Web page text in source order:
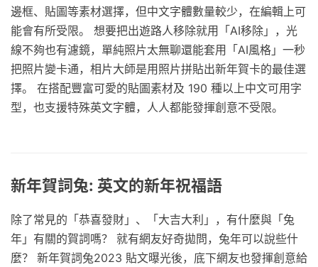
邊框、貼圖等素材選擇，但中文字體數量較少，在編輯上可
能會有所受限。 想要把出遊路人移除就用「AI移除」，光
線不夠也有濾鏡，單純照片太無聊還能套用「AI風格」一秒
把照片變卡通，相片大師是用照片拼貼出新年賀卡的最佳選
擇。 在搭配豐富可愛的貼圖素材及 190 種以上中文可用字
型，也支援特殊英文字體，人人都能發揮創意不受限。
新年賀詞兔: 英文的新年祝福語
除了常見的「恭喜發財」、「大吉大利」，有什麼與「兔
年」有關的賀詞嗎？ 就有網友好奇拋問，兔年可以說些什
麼？ 新年賀詞兔2023 貼文曝光後，底下網友也發揮創意給